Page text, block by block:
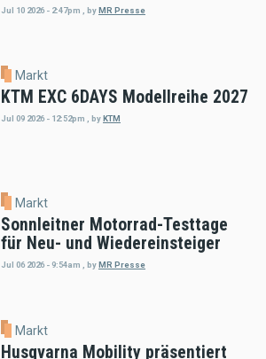
Jul 10 2026 - 2:47pm byMR Presse
Markt
KTM EXC 6DAYS Modellreihe 2027
Jul 09 2026 - 12:52pm , by KTM
Markt
Sonnleitner Motorrad-Testtage
für Neu- und Wiedereinsteiger
Jul 06 2026 - 9:54am byMR Presse
Markt
Husqvarna Mobility präsentiert